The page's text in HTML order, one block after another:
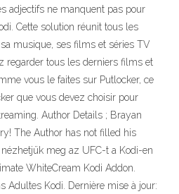
adjectifs ne manquent pas pour
Cette solution réunit tous les
musique, ses films et séries TV
regarder tous les derniers films et
vous le faites sur Putlocker, ce
que vous devez choisir pour
Author Details ; Brayan
The Author has not filled his
meg az UFC-t a Kodi-en
WhiteCream Kodi Addon.
Kodi. Dernière mise à jour: